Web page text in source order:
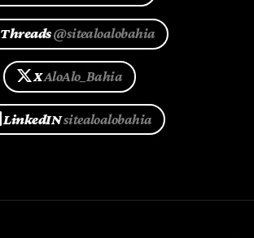
Threads@sitealoalobahia
XAloAlo_Bahia
LinkedINsitealoalobahia